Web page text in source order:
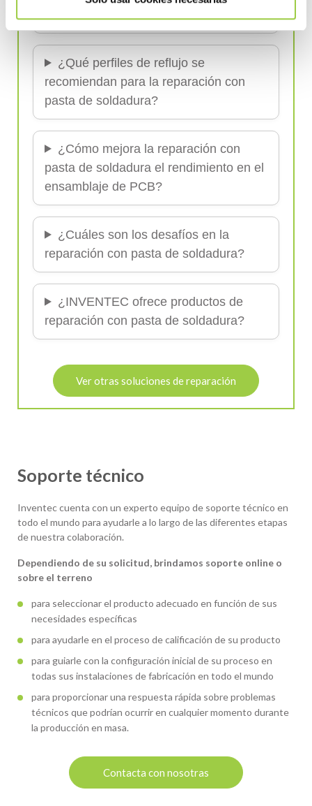
¿Qué perfiles de reflujo se
recomiendan para la reparación con
pasta de soldadura?
¿Cómo mejora la reparación con
pasta de soldadura el rendimiento en el
ensamblaje de PCB?
¿Cuáles son los desafíos en la
reparación con pasta de soldadura?
¿INVENTEC ofrece productos de
reparación con pasta de soldadura?
Ver otras soluciones de reparación
Soporte técnico
Inventec cuenta con un experto equipo de soporte técnico en
todo el mundo para ayudarle a lo largo de las diferentes etapas
de nuestra colaboración.
Dependiendo de su solicitud, brindamos soporte online o
sobre el terreno
para seleccionar el producto adecuado en función de sus
necesidades específicas
para ayudarle en el proceso de calificación de su producto
para guiarle con la configuración inicial de su proceso en
todas sus instalaciones de fabricación en todo el mundo
para proporcionar una respuesta rápida sobre problemas
técnicos que podrían ocurrir en cualquier momento durante
la producción en masa.
Contacta con nosotras